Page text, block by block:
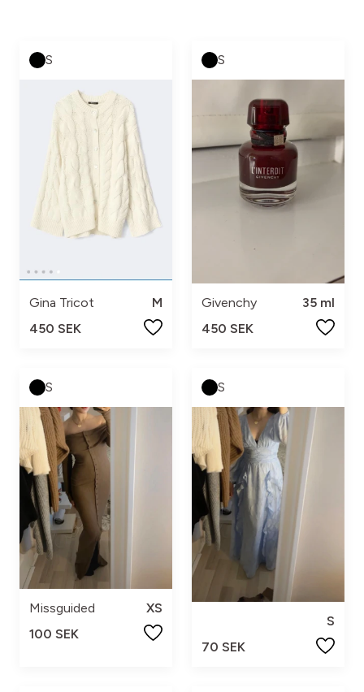
S
Gina Tricot
M
450 SEK
S
Givenchy
35 ml
450 SEK
S
Missguided
XS
100 SEK
S
S
70 SEK